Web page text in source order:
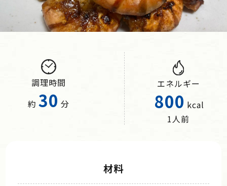
調理時間
約 30 分
エネルギー
800 kcal
1人前
材料